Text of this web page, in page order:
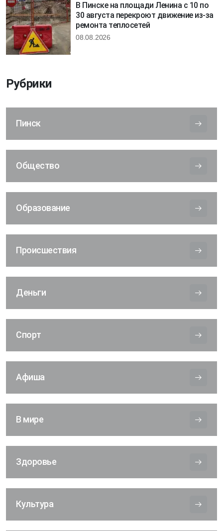
В Пинске на площади Ленина с 10 по
30 августа перекроют движение из-за
ремонта теплосетей
08.08.2026
Рубрики
Пинск
Общество
Образование
Происшествия
Деньги
Спорт
Афиша
В мире
Здоровье
Культура